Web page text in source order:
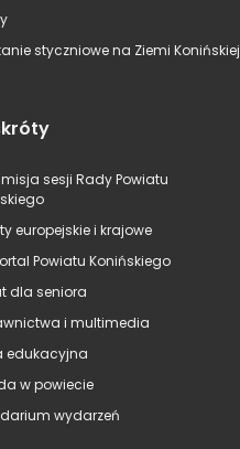
styczniowe na Ziemi Konińskiej
sesji Rady Powiatu
europejskie i krajowe
Powiatu Konińskiego
dla seniora
i multimedia
edukacyjna
w powiecie
wydarzeń